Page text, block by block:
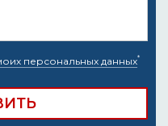
персональных данных*